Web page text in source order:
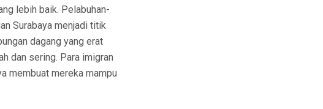
lebih baik. Pelabuhan-
Surabaya menjadi titik
dagang yang erat
dan sering. Para imigran
membuat mereka mampu